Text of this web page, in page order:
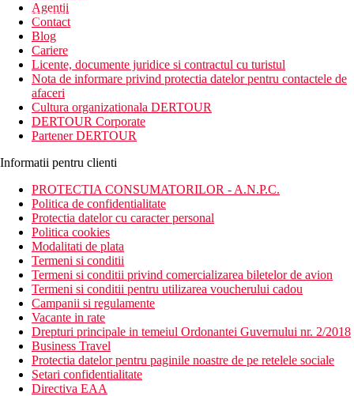
newsletter!
Agentii
Contact
Blog
Cariere
Licente, documente juridice si contractul cu turistul
Nota de informare privind protectia datelor pentru contactele de
afaceri
Cultura organizationala DERTOUR
DERTOUR Corporate
Partener DERTOUR
Informatii pentru clienti
PROTECTIA CONSUMATORILOR - A.N.P.C.
Politica de confidentialitate
Protectia datelor cu caracter personal
Politica cookies
Modalitati de plata
Termeni si conditii
Termeni si conditii privind comercializarea biletelor de avion
Termeni si conditii pentru utilizarea voucherului cadou
Campanii si regulamente
Vacante in rate
Drepturi principale in temeiul Ordonantei Guvernului nr. 2/2018
Business Travel
Protectia datelor pentru paginile noastre de pe retelele sociale
Setari confidentialitate
Directiva EAA